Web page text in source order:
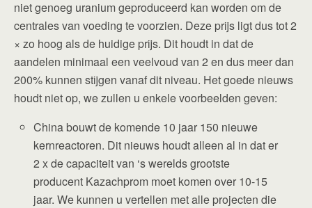
niet genoeg uranium geproduceerd kan worden om de
centrales van voeding te voorzien. Deze prijs ligt dus tot 2
× zo hoog als de huidige prijs. Dit houdt in dat de
aandelen minimaal een veelvoud van 2 en dus meer dan
200% kunnen stijgen vanaf dit niveau. Het goede nieuws
houdt niet op, we zullen u enkele voorbeelden geven:
China bouwt de komende 10 jaar 150 nieuwe
kernreactoren. Dit nieuws houdt alleen al in dat er
2 x de capaciteit van ‘s werelds grootste
producent Kazachprom moet komen over 10-15
jaar. We kunnen u vertellen met alle projecten die